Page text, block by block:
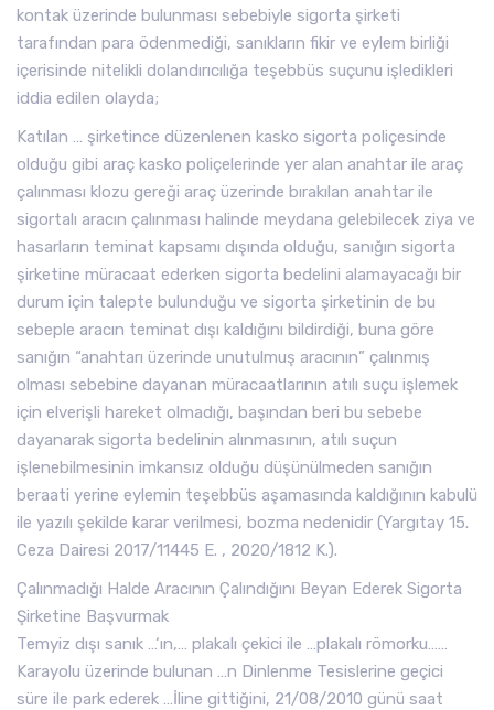
kontak üzerinde bulunması sebebiyle sigorta şirketi
tarafından para ödenmediği, sanıkların fikir ve eylem birliği
içerisinde nitelikli dolandırıcılığa teşebbüs suçunu işledikleri
iddia edilen olayda;
Katılan … şirketince düzenlenen kasko sigorta poliçesinde
olduğu gibi araç kasko poliçelerinde yer alan anahtar ile araç
çalınması klozu gereği araç üzerinde bırakılan anahtar ile
sigortalı aracın çalınması halinde meydana gelebilecek ziya ve
hasarların teminat kapsamı dışında olduğu, sanığın sigorta
şirketine müracaat ederken sigorta bedelini alamayacağı bir
durum için talepte bulunduğu ve sigorta şirketinin de bu
sebeple aracın teminat dışı kaldığını bildirdiği, buna göre
sanığın “anahtarı üzerinde unutulmuş aracının” çalınmış
olması sebebine dayanan müracaatlarının atılı suçu işlemek
için elverişli hareket olmadığı, başından beri bu sebebe
dayanarak sigorta bedelinin alınmasının, atılı suçun
işlenebilmesinin imkansız olduğu düşünülmeden sanığın
beraati yerine eylemin teşebbüs aşamasında kaldığının kabulü
ile yazılı şekilde karar verilmesi, bozma nedenidir (Yargıtay 15.
Ceza Dairesi 2017/11445 E. , 2020/1812 K.).
Çalınmadığı Halde Aracının Çalındığını Beyan Ederek Sigorta
Şirketine Başvurmak
Temyiz dışı sanık …‘ın,… plakalı çekici ile …plakalı römorku……
Karayolu üzerinde bulunan …n Dinlenme Tesislerine geçici
süre ile park ederek …İline gittiğini, 21/08/2010 günü saat